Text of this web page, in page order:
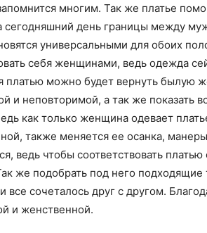
многим. Так же платье
сегодняшний день границы между
универсальными для обоих
себя женщинами, ведь одежда
платью можно будет вернуть былую
и неповторимой, а так же показать
как только женщина одевает
также меняется ее осанка,
ведь чтобы соответствовать
же подобрать под него подходящие
все сочеталось друг с другом.
и женственной.